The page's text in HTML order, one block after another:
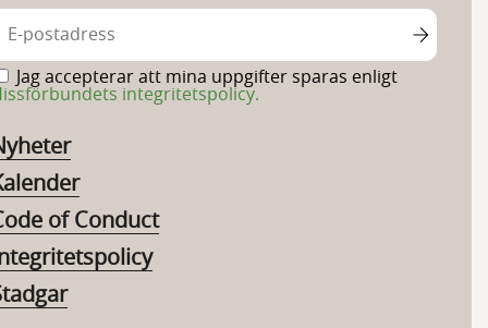
Jag accepterar att mina uppgifter sparas enligt
integritetspolicy.
of Conduct